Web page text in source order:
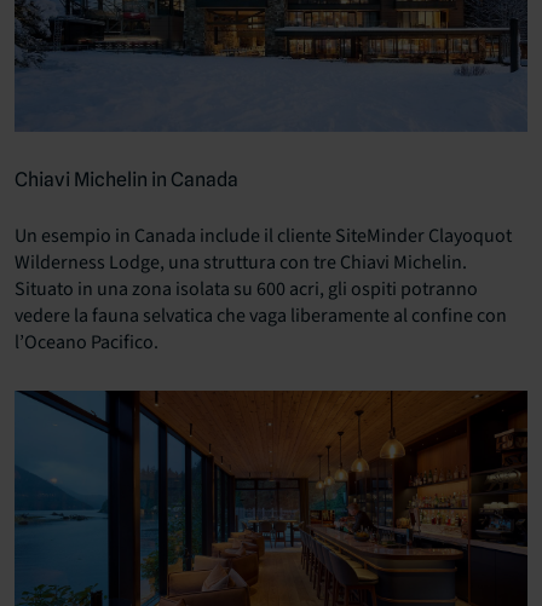
Chiavi Michelin in Canada
Un esempio in Canada include il cliente SiteMinder Clayoquot
Wilderness Lodge, una struttura con tre Chiavi Michelin.
Situato in una zona isolata su 600 acri, gli ospiti potranno
vedere la fauna selvatica che vaga liberamente al confine con
l’Oceano Pacifico.